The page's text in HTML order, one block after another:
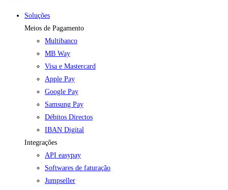
Soluções
Meios de Pagamento
Multibanco
MB Way
Visa e Mastercard
Apple Pay
Google Pay
Samsung Pay
Débitos Directos
IBAN Digital
Integrações
API easypay
Softwares de faturação
Jumpseller